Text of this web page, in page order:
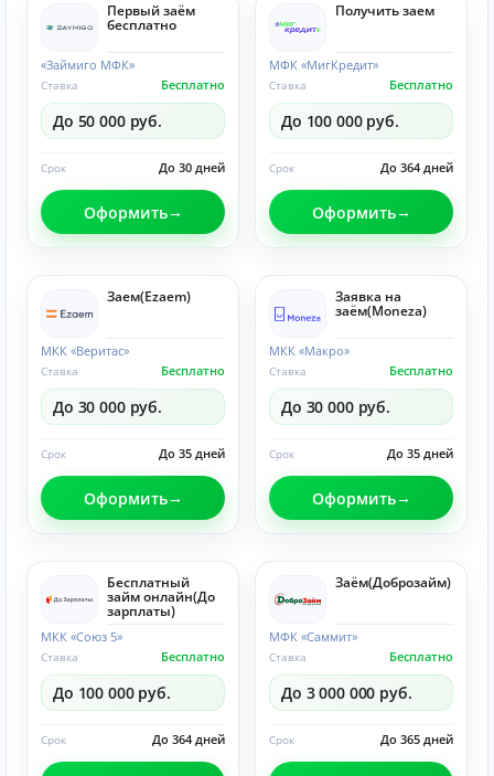
Первый заём
бесплатно
«Займиго МФК»
Бесплатно
Ставка
До 50 000 руб.
До 30 дней
Срок
Оформить
Получить заем
МФК «МигКредит»
Бесплатно
Ставка
До 100 000 руб.
До 364 дней
Срок
Оформить
Заем(Ezaem)
МКК «Веритас»
Бесплатно
Ставка
До 30 000 руб.
До 35 дней
Срок
Оформить
Заявка на
заём(Moneza)
МКК «Макро»
Бесплатно
Ставка
До 30 000 руб.
До 35 дней
Срок
Оформить
Бесплатный
займ онлайн(До
зарплаты)
МКК «Союз 5»
Бесплатно
Ставка
До 100 000 руб.
До 364 дней
Срок
Заём(Доброзайм)
МФК «Саммит»
Бесплатно
Ставка
До 3 000 000 руб.
До 365 дней
Срок